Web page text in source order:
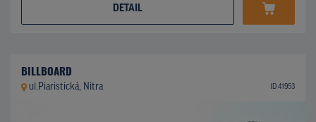
DETAIL
BILLBOARD
ul.Piaristická, Nitra ID 41953